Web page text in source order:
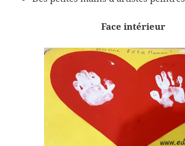
Face intérieur